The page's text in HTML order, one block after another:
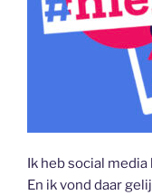
Ik heb social
En ik vond daar